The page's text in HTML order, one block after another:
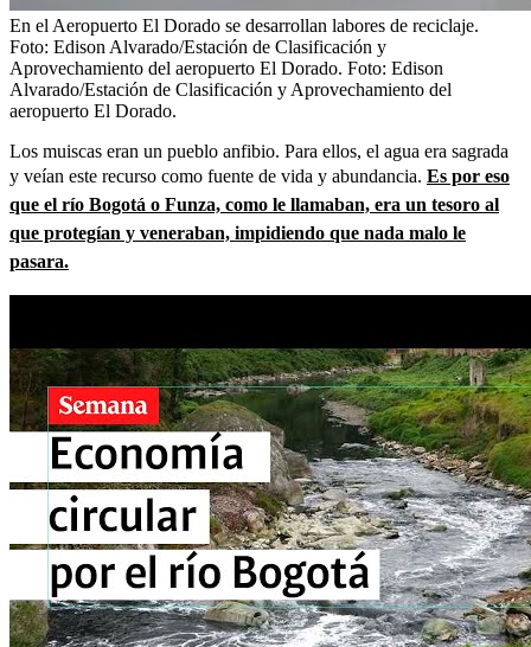
En el Aeropuerto El Dorado se desarrollan labores de reciclaje.
Foto: Edison Alvarado/Estación de Clasificación y
Aprovechamiento del aeropuerto El Dorado. Foto: Edison
Alvarado/Estación de Clasificación y Aprovechamiento del
aeropuerto El Dorado.
Los muiscas eran un pueblo anfibio. Para ellos, el agua era sagrada
y veían este recurso como fuente de vida y abundancia. Es por eso
que el río Bogotá o Funza, como le llamaban, era un tesoro al
que protegían y veneraban, impidiendo que nada malo le
pasara.